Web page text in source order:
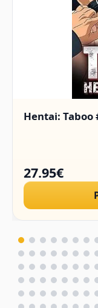
Hentai: Taboo
27.95€